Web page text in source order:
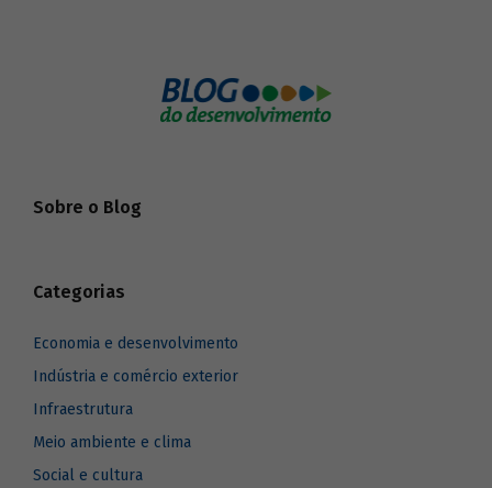
Sobre o Blog
Categorias
Economia e desenvolvimento
Indústria e comércio exterior
Infraestrutura
Meio ambiente e clima
Social e cultura